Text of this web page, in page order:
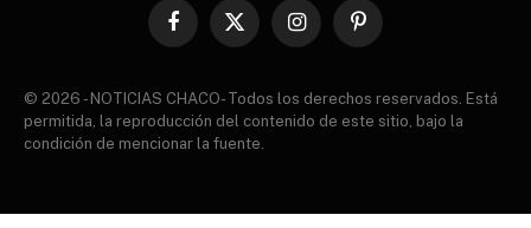
Facebook
X
InstagramPinterest
© 2026 - NOTICIAS CHACO- Todos los derechos reservados. Está
permitida, la reproducción del contenido de este sitio, bajo la
condición de mencionar la fuente.